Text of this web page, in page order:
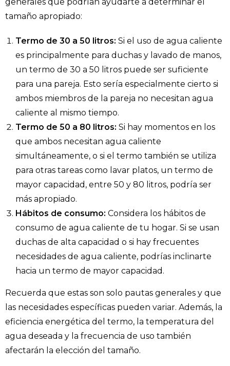
tamaño apropiado:
Termo de 30 a 50 litros: Si el uso de agua caliente
es principalmente para duchas y lavado de manos,
un termo de 30 a 50 litros puede ser suficiente
para una pareja. Esto sería especialmente cierto si
ambos miembros de la pareja no necesitan agua
caliente al mismo tiempo.
Termo de 50 a 80 litros: Si hay momentos en los
que ambos necesitan agua caliente
simultáneamente, o si el termo también se utiliza
para otras tareas como lavar platos, un termo de
mayor capacidad, entre 50 y 80 litros, podría ser
más apropiado.
Hábitos de consumo: Considera los hábitos de
consumo de agua caliente de tu hogar. Si se usan
duchas de alta capacidad o si hay frecuentes
necesidades de agua caliente, podrías inclinarte
hacia un termo de mayor capacidad.
Recuerda que estas son solo pautas generales y que
las necesidades específicas pueden variar. Además, la
eficiencia energética del termo, la temperatura del
agua deseada y la frecuencia de uso también
afectarán la elección del tamaño.